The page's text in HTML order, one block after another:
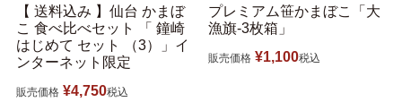
【 送料込み 】仙台 かまぼ
こ 食べ比べセット 「 鐘崎
はじめて セット （3）」イ
ンターネット限定
販売価格 ¥4,750税込
プレミアム笹かまぼこ「大
漁旗-3枚箱」
販売価格 ¥1,100税込